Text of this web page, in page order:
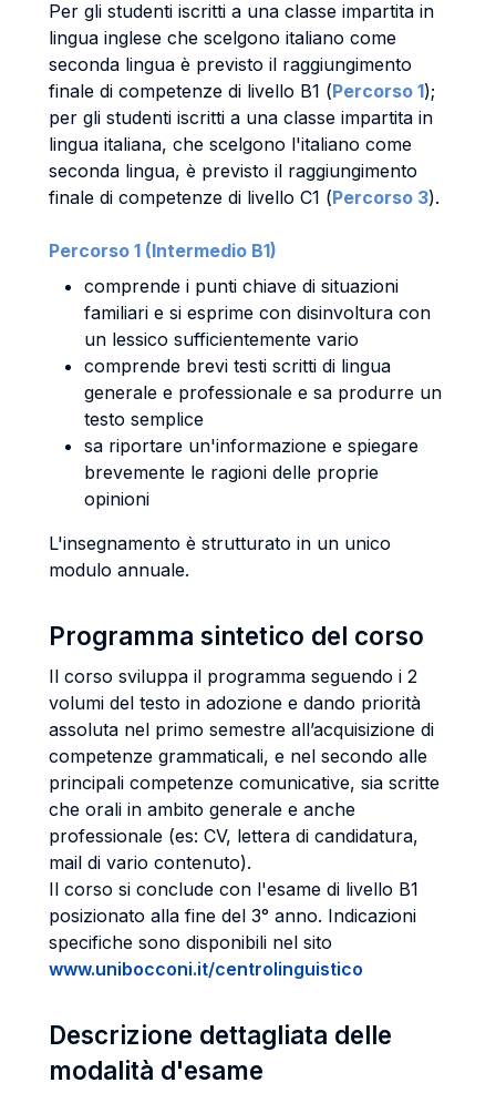
Per gli studenti iscritti a una classe impartita in
lingua inglese che scelgono italiano come
seconda lingua è previsto il raggiungimento
finale di competenze di livello B1 (Percorso 1);
per gli studenti iscritti a una classe impartita in
lingua italiana, che scelgono l'italiano come
seconda lingua, è previsto il raggiungimento
finale di competenze di livello C1 (Percorso 3).
Percorso 1 (Intermedio B1)
comprende i punti chiave di situazioni
familiari e si esprime con disinvoltura con
un lessico sufficientemente vario
comprende brevi testi scritti di lingua
generale e professionale e sa produrre un
testo semplice
sa riportare un'informazione e spiegare
brevemente le ragioni delle proprie
opinioni
L'insegnamento è strutturato in un unico
modulo annuale.
Programma sintetico del corso
Il corso sviluppa il programma seguendo i 2
volumi del testo in adozione e dando priorità
assoluta nel primo semestre all’acquisizione di
competenze grammaticali, e nel secondo alle
principali competenze comunicative, sia scritte
che orali in ambito generale e anche
professionale (es: CV, lettera di candidatura,
mail di vario contenuto).
Il corso si conclude con l'esame di livello B1
posizionato alla fine del 3° anno. Indicazioni
specifiche sono disponibili nel sito
www.unibocconi.it/centrolinguistico
Descrizione dettagliata delle
modalità d'esame